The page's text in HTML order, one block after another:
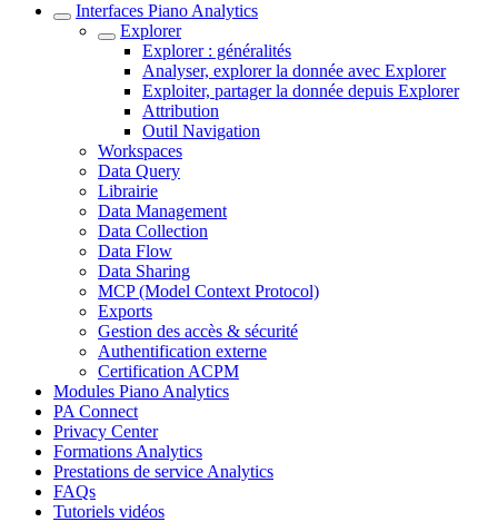
Interfaces Piano Analytics
Explorer
Explorer : généralités
Analyser, explorer la donnée avec Explorer
Exploiter, partager la donnée depuis Explorer
Attribution
Outil Navigation
Workspaces
Data Query
Librairie
Data Management
Data Collection
Data Flow
Data Sharing
MCP (Model Context Protocol)
Exports
Gestion des accès & sécurité
Authentification externe
Certification ACPM
Modules Piano Analytics
PA Connect
Privacy Center
Formations Analytics
Prestations de service Analytics
FAQs
Tutoriels vidéos